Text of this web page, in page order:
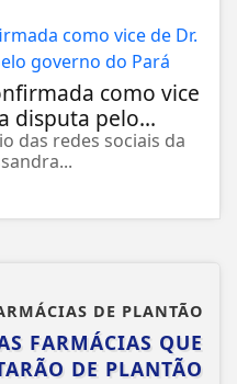
como vice
disputa pelo...
das redes sociais da
DE PLANTÃO
FARMÁCIAS QUE
DE PLANTÃO